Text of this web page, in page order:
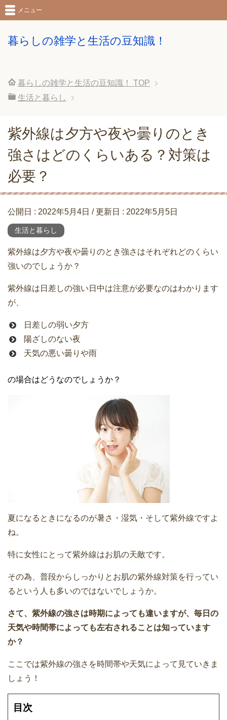
暮らしの雑学と生活の豆知識！
メニュー
暮らしの雑学と生活の豆知識！
TOP
生活と暮らし
紫外線は夕方や夜や曇りのとき
強さはどのくらいある？対策は
必要？
公開日 : 2022年5月4日 / 更新日 : 2022年5月5日
生活と暮らし
紫外線は夕方や夜や曇りのとき強さはそれぞれどのくらい
強いのでしょうか？
紫外線は日差しの強い日中は注意が必要なのはわかります
が、
日差しの弱い夕方
陽ざしのない夜
天気の悪い曇りや雨
の場合はどうなのでしょうか？
夏になるときになるのが暑さ・湿気・そして紫外線ですよ
ね。
特に女性にとって紫外線はお肌の天敵です。
その為、普段からしっかりとお肌の紫外線対策を行ってい
るという人も多いのではないでしょうか。
さて、紫外線の強さは時期によっても違いますが、毎日の
天気や時間帯によっても左右されることは知っています
か？
ここでは紫外線の強さを時間帯や天気によって見ていきま
しょう！
目次